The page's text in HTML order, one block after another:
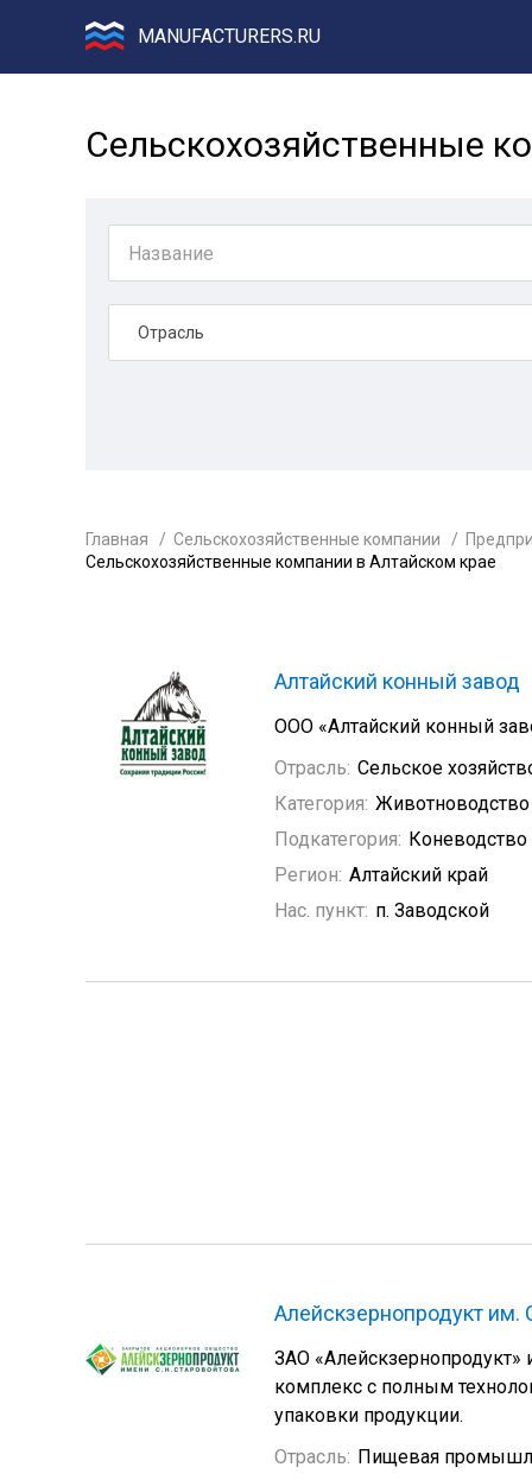
MANUFACTURERS.RU
Сельскохозяйственные
Отрасль
Главная Сельскохозяйственные компании
Сельскохозяйственные компании в Алтайском крае
Алтайский конный завод
ООО «Алтайский конный
Отрасль: Сельское
Категория: Животноводство
Подкатегория: Коневодство
Регион: Алтайский край
Нас. пункт: п. Заводской
Алейскзернопродукт им.
ЗАО
комплекс с полным
упаковки продукции.
Отрасль: Пищевая